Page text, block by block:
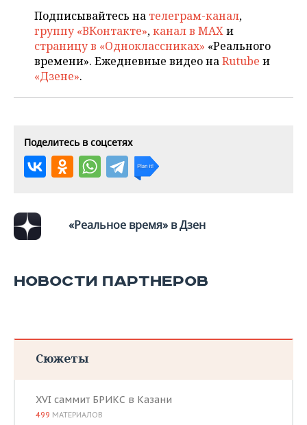
ТЕЛЕКОММУНИКАЦИИ
БИЗНЕС-БРАНЧИ
ONLINE-КОНФЕРЕНЦИИ
ОТКРЫТАЯ ЛЕКЦИЯ
ФУТБОЛ
ХОККЕЙ
БАСКЕТБОЛ
КИБЕРСПОРТ
ФИГУРНОЕ КАТАНИЕ
ХОККЕЙ С МЯЧОМ
НОВОСТИ ОБЩЕСТВА
ВЛАСТЬ
ИНФРАСТРУКТУРА
КУЛЬТУРА
МЕДИЦИНА
ПРОИСШЕСТВИЯ
ФОТОГАЛЕРЕЯ
СЮЖЕТЫ
СПРАВОЧНИК
СПИСОК КОМПАНИЙ
Подписывайтесь на телеграм-канал,
группу «ВКонтакте»,канал в MAXи
страницу в «Одноклассниках» «Реального
времени». Ежедневные видео наRutube и
«Дзене».
Поделитесь в соцсетях
«Реальное время» в Дзен
НОВОСТИ ПАРТНЕРОВ
Сюжеты
XVI саммит БРИКС в Казани
499 МАТЕРИАЛОВ